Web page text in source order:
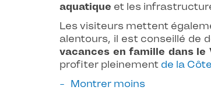
aquatique et les
Les visiteurs mettent
alentours, il est conseillé de
vacances en famille dans le
profiter pleinement de la
Montrer moins